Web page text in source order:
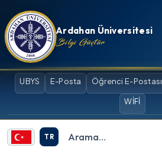
İçeriğe atla
Ardahan Üniversitesi
Bilgi Güçtür
UBYS E-Posta Öğrenci E-Postası
WİFİ
TR
Site içi arama